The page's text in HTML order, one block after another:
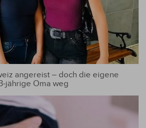
angereist – doch die eigene
jährige Oma weg